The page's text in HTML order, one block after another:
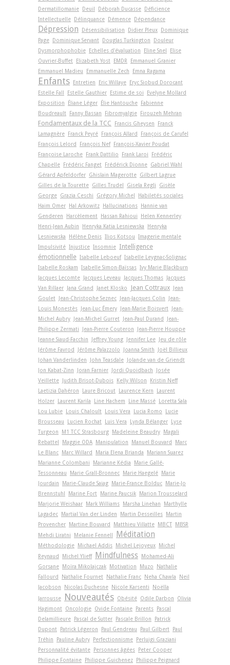
Dermatillomanie
Deuil Déborah Ducasse
Déficience
Intellectuelle
Délinquance Démence Dépendance
Dépression Désensibilisation Didier Pleux
Dominique
Page
Dominique Servant Douglas Turkington
Douleur
Dysmorphophobie
Echelles d'évaluation Eline Snel
Elise
Ouvrier-Buffet
Elizabeth Yost EMDR
Emmanuel Granier
Emmanuel Madieu
Emmanuelle Zech Emna Ragama
Enfants Entretien Eric Willaye
Eryc Siobud Dorocant
Estelle Fall
Estelle Gauthier Estime de soi
Evelyne Mollard
Exposition
Éliane Léger Élie Hantouche
Fabienne
Boudreault
Fanny Bassan Fibromyalgie Firouzeh Mehran
Fondamentaux de la TCC Francis Gheysen
Franck
Lamagnère
Franck Peyré François Allard
François de Carufel
François Lelord
François Nef
François-Xavier Poudat
Françoise Laroche
Frank Dattilio Frank Laroi
Frédéric
Chapelle
Frédéric Fanget Frédérick Dionne Gabriel Wahl
Gérard Apfeldorfer Ghislain Magerotte Gilbert Lagrue
Gilles de la Tourette Gilles Trudel Gisela Regli
Gisèle
George Grazia Ceschi Grégory Michel
Habiletés sociales
Haim Omer
Hal Arkowitz Hallucinations
Hannie van
Genderen
Harcèlement Hassan Rahioui
Helen Kennerley
Henri-Jean Aubin
Henryka Katia Lesniewska
Henryka
Lesniewska
Hélène Denis Ilios Kotsou Imagerie mentale
Impulsivité Injustice Insomnie Intelligence
émotionnelle Isabelle Leboeuf Isabelle Leygnac-Solignac
Isabelle Roskam Isabelle Simon-Baïssas Ivy Marie Blackburn
Jacques Lecomte
Jacques Leveau Jacques Thomas
Jacques
Van Rillaer
Jana Grand Janet Klosko Jean Cottraux
Jean
Goulet
Jean-Christophe Seznec Jean-Jacques Colin
Jean-
Louis Monestès
Jean-Luc Émery Jean-Marie Boisvert
Jean-
Michel Aubry
Jean-Michel Gurret Jean-Paul Durand
Jean-
Philippe Zermati
Jean-Pierre Couteron
Jean-Pierre Houppe
Jeanne Siaud-Facchin
Jeffrey Young Jennifer Lee
Jeu de rôle
Jérôme Favrod
Jérôme Palazzolo Joanna Smith
Joël Billieux
Johan Vanderlinden
John Teasdale
Jolande van de Griendt
Jon Kabat-Zinn
Joran Farnier Jordi Quoidbach
Josée
Veillette
Judith Brisot-Dubois Kelly Wilson
Kristin Neff
Laetizia Dahéron
Laure Bricout Laurence Kern
Laurent
Holzer
Laurent Karila Line Hachem Line Massé
Loretta Sala
Lou Lubie
Louis Chaloult Louis Vera Lucia Romo
Lucie
Brousseau
Lucien Rochat Luis Vera Lynda Bélanger
Lyse
Turgeon
M1 TCC Strasbourg Madeleine Beaudry
Magali
Rebattel
Maggie ODA Manipulation Manuel Bouvard
Marc
Le Blanc
Marc Willard Maria Elena Brianda
Mariann Suarez
Marianne Colombani
Marianne Kédia
Marie Gallé-
Tessonneau
Marie Grall-Bronnec Marie Haegelé
Marie
Jourdain
Marie-Claude Saiag Marie-France Bolduc
Marie-Jo
Brennstuhl
Marine Fort Marine Paucsik
Marion Trousselard
Marjorie Weishaar
Mark Williams Marsha Linehan
Marthylle
Lagadec
Martial Van der Linden Martin Desseilles
Martin
Provencher
Martine Bouvard Matthieu Villatte MBCT
MBSR
Mehdi Liratni
Melanie Fennell Méditation
Méthodologie Michael Addis Michel Lejoyeux
Michel
Reynaud
Michel Ylieff Mindfulness
Mohamed-Ali
Gorsane
Moïra Mikolajczak Motivation Muzo
Nathalie
Fallourd
Nathalie Fournet Nathalie Franc Neha Chawla
Neil
Jacobson
Nicolas Duchesne Nicole Karsenti
Noëlla
Jarrousse
Nouveautés Obésité Odile Darbon
Olivia
Hagimont Oncologie Ovide Fontaine Parents
Pascal
Delamillieure
Pascal de Sutter Pascale Brillon
Patrick
Dupont
Patrick Légeron Paul Gendreau Paul Gilbert
Paul
Tréhin
Pauline Aubry Perfectionnisme
Perluigi Graziani
Personnalité évitante
Personnes âgées
Peter Cooper
Philippe Fontaine
Philippe Guichenez
Philippe Peignard